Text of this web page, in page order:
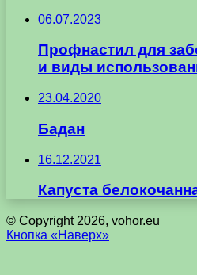
06.07.2023
Профнастил для
и виды
23.04.2020
Бадан
16.12.2021
Капуста
© Copyright 2026, vohor.eu
Кнопка «Наверх»